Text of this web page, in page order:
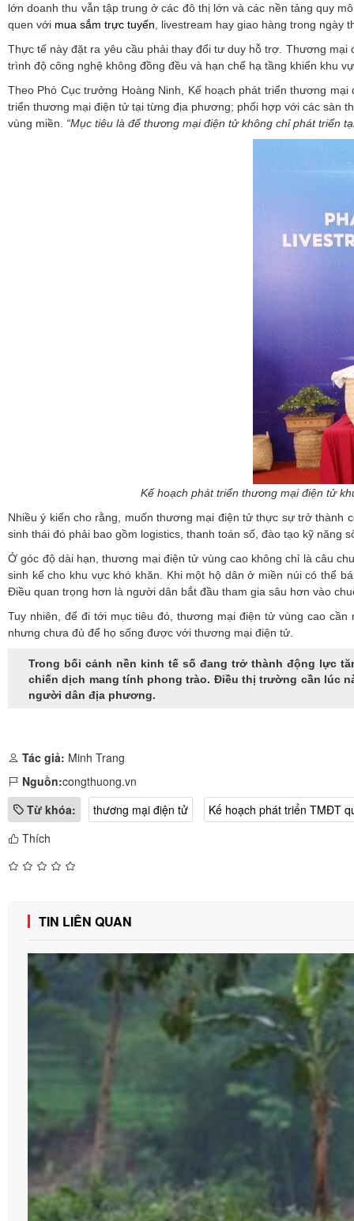
lớn doanh thu vẫn tập trung ở các đô thị lớn và các nền tảng quy
quen với mua sắm trực tuyến, livestream hay giao hàng trong ngày
Thực tế này đặt ra yêu cầu phải thay đổi tư duy hỗ trợ. Thương
trình độ công nghệ không đồng đều và hạn chế hạ tầng khiến khu
Theo Phó Cục trưởng Hoàng Ninh, Kế hoạch phát triển thương
triển thương mại điện tử tại từng địa phương; phối hợp với các sàn
vùng miền. “Mục tiêu là để thương mại điện tử không chỉ phát triển
Kế hoạch phát triển thương mại điện tử
Nhiều ý kiến cho rằng, muốn thương mại điện tử thực sự trở thành
sinh thái đó phải bao gồm logistics, thanh toán số, đào tạo kỹ
Ở góc độ dài hạn, thương mại điện tử vùng cao không chỉ là câu
sinh kế cho khu vực khó khăn. Khi một hộ dân ở miền núi có thể
Điều quan trọng hơn là người dân bắt đầu tham gia sâu hơn vào
Tuy nhiên, để đi tới mục tiêu đó, thương mại điện tử vùng cao
nhưng chưa đủ để họ sống được với thương mại điện tử.
Trong bối cảnh nền kinh tế số đang trở thành động lực
chiến dịch mang tính phong trào. Điều thị trường cần lúc
người dân địa phương.
Tác giả: Minh Trang
Nguồn:congthuong.vn
Từ khóa:
thương mại điện tử
Kế hoạch phát triển TMĐT
Thích
TIN LIÊN QUAN